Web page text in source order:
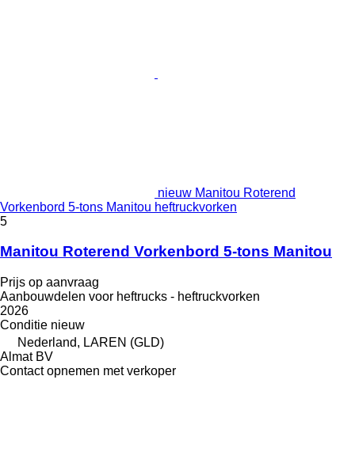
nieuw Manitou Roterend
Vorkenbord 5-tons Manitou heftruckvorken
5
Manitou Roterend Vorkenbord 5-tons Manitou
Prijs op aanvraag
Aanbouwdelen voor heftrucks - heftruckvorken
2026
Conditie nieuw
Nederland, LAREN (GLD)
Almat BV
Contact opnemen met verkoper